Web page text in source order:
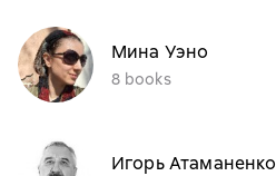
Мина Уэно
8 books
Игорь Атаманенко